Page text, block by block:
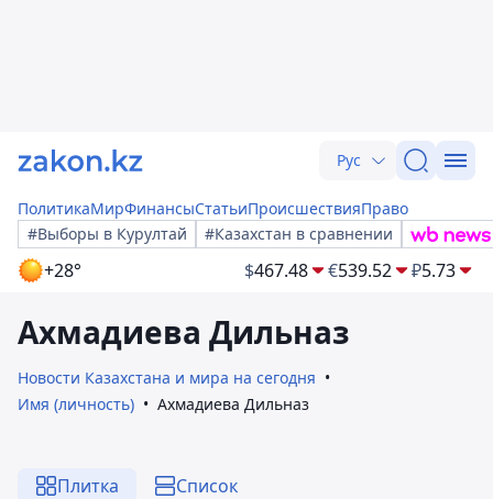
Рус
ПолитикаМирФинансыСтатьиПроисшествияПраво
#Выборы в Курултай
#Казахстан в сравнении
+28° $467.48 €539.52 ₽5.73
Ахмадиева Дильназ
Новости Казахстана и мира на сегодня
Имя (личность)
Ахмадиева Дильназ
Плитка Список